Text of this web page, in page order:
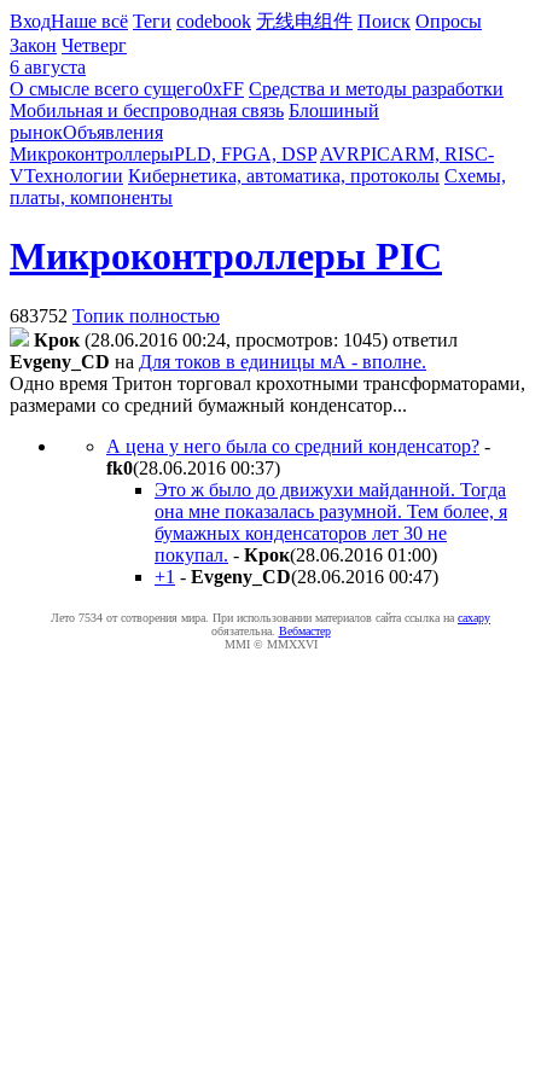
ВходНаше всё Теги codebook 无线电组件 Поиск Опросы
Закон Четверг
6 августа
О смысле всего сущего0xFF Средства и методы разработки
Мобильная и беспроводная связь Блошиный
рынокОбъявления
МикроконтроллерыPLD, FPGA, DSP AVRPICARM, RISC-
VТехнологии Кибернетика, автоматика, протоколы Схемы,
платы, компоненты
Микроконтроллеры PIC
683752 Топик полностью
Крок (28.06.2016 00:24, просмотров: 1045) ответил
Evgeny_CD на Для токов в единицы мА - вполне.
Одно время Тритон торговал крохотными трансформаторами,
размерами со средний бумажный конденсатор...
А цена у него была со средний конденсатор? -
fk0(28.06.2016 00:37)
Это ж было до движухи майданной. Тогда
она мне показалась разумной. Тем более, я
бумажных конденсаторов лет 30 не
покупал. - Крок(28.06.2016 01:00)
+1 - Evgeny_CD(28.06.2016 00:47)
Лето 7534 от сотворения мира. При использовании материалов сайта ссылка на caxapу
обязательна. Вебмастер
MMI © MMXXVI